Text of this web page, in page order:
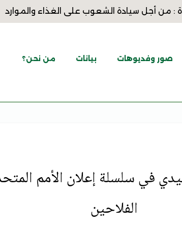
: من أجل سيادة الشعوب على الغذاء والموارد
صور وفديوهات بيانات من نحن؟
في سلسلة إعلان الأمم
الفلاحين